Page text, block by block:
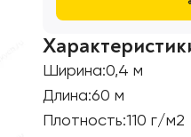
Ширина:0,4 м
Длина:60 м
Плотность:110 г/м2